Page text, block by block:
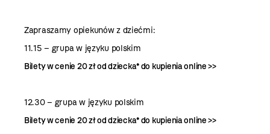
Zapraszamy opiekunów z dziećmi:
11.15 – grupa w języku polskim
Bilety w cenie 20 zł od dziecka* do kupieniaonline >>
12.30 – grupa w języku polskim
Bilety w cenie 20 zł od dziecka* do kupieniaonline >>